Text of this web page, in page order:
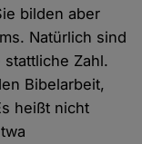
bilden aber
Natürlich sind
Zahl.
Bibelarbeit,
heißt nicht